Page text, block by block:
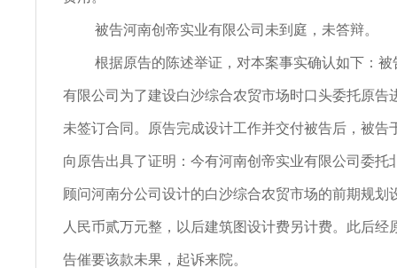
被告河南创帝实业有限公司未到庭，未答辩。
根据原告的陈述举证，对本案事实确认如下：
有限公司为了建设白沙综合农贸市场时口头委托原告
未签订合同。原告完成设计工作并交付被告后，被告
向原告出具了证明：今有河南创帝实业有限公司委托
顾问河南分公司设计的白沙综合农贸市场的前期规划
人民币贰万元整，以后建筑图设计费另计费。此后经
告催要该款未果，起诉来院。